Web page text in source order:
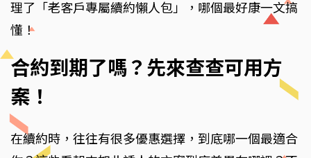
理了「老客戶專屬續約懶人包」，哪個最好康一文搞
懂！
合約到期了嗎？先來查查可用方
案！
在續約時，往往有很多優惠選擇，到底哪一個最適合